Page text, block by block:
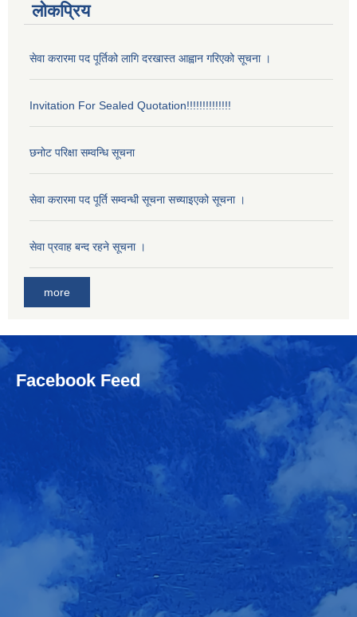
लोकप्रिय
सेवा करारमा पद पूर्तिको लागि दरखास्त आह्वान गरिएको सूचना ।
Invitation For Sealed Quotation!!!!!!!!!!!!!!
छनोट परिक्षा सम्वन्धि सूचना
सेवा करारमा पद पूर्ति सम्वन्धी सूचना सच्याइएको सूचना ।
सेवा प्रवाह बन्द रहने सूचना ।
more
Facebook Feed